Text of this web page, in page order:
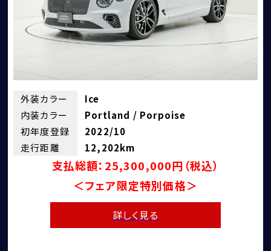
外装カラー
Ice
内装カラー
Portland / Porpoise
初年度登録
2022/10
走行距離
12,202km
支払総額：25,300,000円（税込）
＜フェア限定特別価格＞
詳しく見る